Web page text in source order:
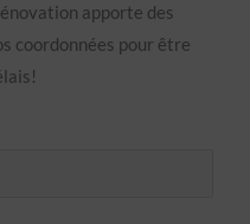
apporte des
coordonnées pour être